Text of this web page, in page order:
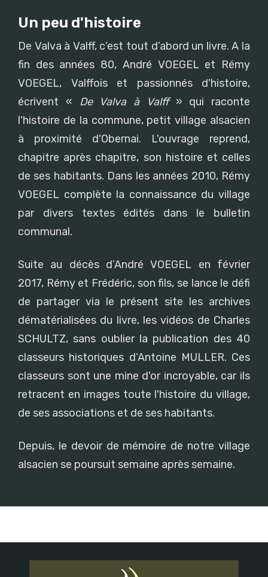
Un peu d'histoire
De Valva à Valff, c’est tout d’abord un livre. A la
fin des années 80, André VOEGEL et Rémy
VOEGEL, Valffois et passionnés d'histoire,
écrivent « De Valva à Valff» qui raconte
l'histoire de la commune, petit village alsacien
à proximité d'Obernai. L'ouvrage reprend,
chapitre après chapitre, son histoire et celles
de ses habitants. Dans les années 2010, Rémy
VOEGEL complète la connaissance du village
par divers textes édités dans le bulletin
communal.
Suite au décès d’André VOEGEL en février
2017, Rémy et Frédéric, son fils, se lance le défi
de partager via le présent site les archives
dématérialisées du livre, les vidéos de Charles
SCHULTZ, sans oublier la publication des 40
classeurs historiques d’Antoine MULLER. Ces
classeurs sont une mine d'or incroyable, car ils
retracent en images toute l'histoire du village,
de ses associations et de ses habitants.
Depuis, le devoir de mémoire de notre village
alsacien se poursuit semaine après semaine.